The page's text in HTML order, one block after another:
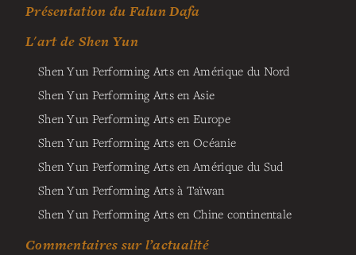
Présentation du Falun Dafa
L'art de Shen Yun
Shen Yun Performing Arts en Amérique du Nord
Shen Yun Performing Arts en Asie
Shen Yun Performing Arts en Europe
Shen Yun Performing Arts en Océanie
Shen Yun Performing Arts en Amérique du Sud
Shen Yun Performing Arts à Taïwan
Shen Yun Performing Arts en Chine continentale
Commentaires sur l’actualité